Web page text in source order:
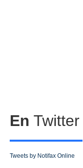
En Twitter
Tweets by Notifax Online